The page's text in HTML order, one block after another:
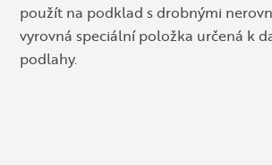
použít na podklad s drobnými
vyrovná speciální položka určená k
podlahy.